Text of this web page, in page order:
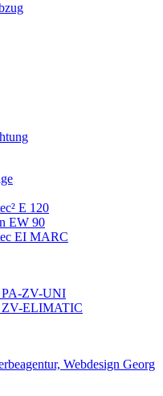
E 120
EW 90
EI MARC
PA-ZV-UNI
ZV-ELIMATIC